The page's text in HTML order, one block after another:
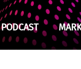
PODCAST